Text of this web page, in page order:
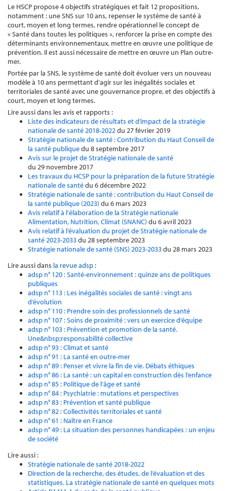
Le HSCP propose 4 objectifs stratégiques et fait 12 propositions,
notamment : une SNS sur 10 ans, repenser le système de santé à
court, moyen et long termes, rendre opérationnel le concept de
« Santé dans toutes les politiques », renforcer la prise en compte des
déterminants environnementaux, mettre en œuvre une politique de
prévention. Il est aussi nécessaire de mettre en œuvre un Plan outre-
mer.
Portée par la SNS, le système de santé doit évoluer vers un nouveau
modèle à 10 ans permettant d’agir sur les inégalités sociales et
territoriales de santé avec une gouvernance propre, et des objectifs à
court, moyen et long termes.
Lire aussi dans les avis et rapports :
Liste des indicateurs de résultats et d’impact de la stratégie
nationale de santé 2018-2022du 27 février 2019
Stratégie nationale de santé : Contribution du Haut Conseil de
la santé publiquedu 8 septembre 2017
Avis sur le projet de Stratégie nationale de santé
du 29 novembre 2017
Les travaux du HCSP pour la préparation de la future Stratégie
nationale de santédu 6 décembre 2022
Stratégie nationale de santé : contribution du Haut Conseil de
la santé publique (2023) du 6 mars 2023
Avis relatif à l'élaboration de la Stratégie nationale
Alimentation, Nutrition, Climat (SNANC) du 6 avril 2023
Avis relatif à l’évaluation du projet de Stratégie nationale de
santé 2023-2033du 28 septembre 2023
Stratégie nationale de santé (SNS) 2023-2033du 28 mars 2023
Lire aussi dans la revue adsp:
adsp n° 120 : Santé-environnement : quinze ans de politiques
publiques
adsp n° 113 : Les inégalités sociales de santé : vingt ans
d’évolution
adsp n° 110 : Prendre soin des professionnels de santé
adsp n° 107 : Soins de proximité : vers un exercice d’équipe
adsp n° 103 : Prévention et promotion de la santé.
Une&nbsp;responsabilité collective
adsp n° 93 : Climat et santé
adsp n° 91 : La santé en outre-mer
adsp n° 89 : Penser et vivre la fin de vie. Débats éthiques
adsp n° 86 : La santé : un capital en construction dès l’enfance
adsp n° 85 : Politique de l’âge et santé
adsp n° 84 : Psychiatrie : mutations et perspectives
adsp n° 83 : Prévention et santé publique
adsp n° 82 : Collectivités territoriales et santé
adsp n° 61 : Naître en France
adsp n° 49 : La situation des personnes handicapées : un enjeu
de société
Lire aussi :
Stratégie nationale de santé 2018-2022
Direction de la recherche, des études, de l’évaluation et des
statistiques. La stratégie nationale de santé en quelques mots